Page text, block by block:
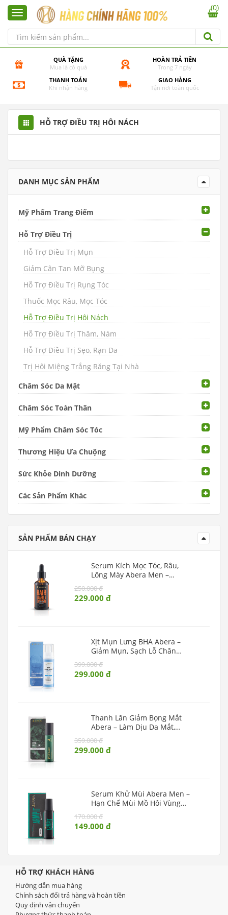
(0)
QUÀ TẶNG
Mua là có quà
HOÀN TRẢ TIỀN
Trong 7 ngày
THANH TOÁN
Khi nhận hàng
GIAO HÀNG
Tận nơi toàn quốc
HỖ TRỢ ĐIỀU TRỊ HÔI NÁCH
DANH MỤC SẢN PHẨM
Mỹ Phẩm Trang Điểm
Hỗ Trợ Điều Trị
Hỗ Trợ Điều Trị Mụn
Giảm Cân Tan Mỡ Bụng
Hỗ Trợ Điều Trị Rụng Tóc
Thuốc Mọc Râu, Mọc Tóc
Hỗ Trợ Điều Trị Hôi Nách
Hỗ Trợ Điều Trị Thâm, Nám
Hỗ Trợ Điều Trị Sẹo, Rạn Da
Trị Hôi Miệng Trắng Răng Tại Nhà
Chăm Sóc Da Mặt
Chăm Sóc Toàn Thân
Mỹ Phẩm Chăm Sóc Tóc
Thương Hiệu Ưa Chuộng
Sức Khỏe Dinh Dưỡng
Các Sản Phẩm Khác
SẢN PHẨM BÁN CHẠY
Serum Kích Mọc Tóc, Râu,
Lông Mày Abera Men –
Dưỡng Tóc Dày Và Râu Rậm
Rạp
250.000 đ
229.000 đ
Xịt Mụn Lưng BHA Abera –
Giảm Mụn, Sạch Lỗ Chân
Lông, Dưỡng Da Mịn
399.000 đ
299.000 đ
Thanh Lăn Giảm Bọng Mắt
Abera – Làm Dịu Da Mắt,
Ngừa Lão Hóa Vùng Mắt
359.000 đ
299.000 đ
Serum Khử Mùi Abera Men –
Hạn Chế Mùi Mồ Hôi Vùng
Nách, Dưỡng Sáng Da
170.000 đ
149.000 đ
HỖ TRỢ KHÁCH HÀNG
Hướng dẫn mua hàng
Chính sách đổi trả hàng và hoàn tiền
Quy định vận chuyển